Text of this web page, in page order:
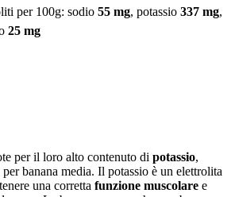
per 100g: sodio 55 mg, potassio 337 mg,
25 mg
per il loro alto contenuto di potassio,
per banana media. Il potassio è un elettrolita
una corretta funzione muscolare e